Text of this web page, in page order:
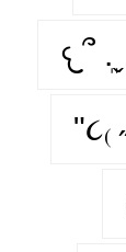
"૮₍